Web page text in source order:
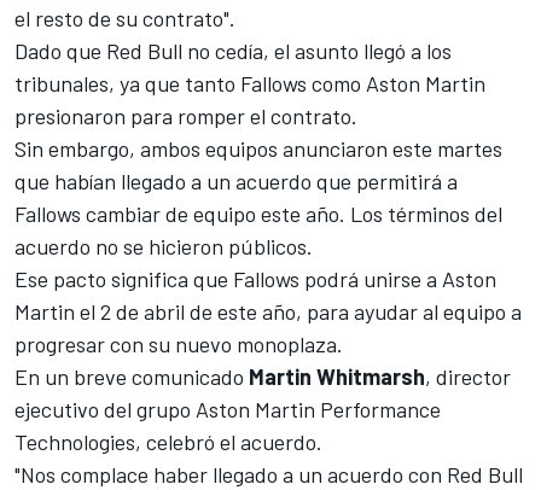
el resto de su contrato".
Dado que Red Bull no cedía, el asunto llegó a los
tribunales, ya que tanto Fallows como Aston Martin
presionaron para romper el contrato.
Sin embargo, ambos equipos anunciaron este martes
que habían llegado a un acuerdo que permitirá a
Fallows cambiar de equipo este año. Los términos del
acuerdo no se hicieron públicos.
Ese pacto significa que Fallows podrá unirse a Aston
Martin el 2 de abril de este año, para ayudar al equipo a
progresar con su nuevo monoplaza.
En un breve comunicado Martin Whitmarsh, director
ejecutivo del grupo Aston Martin Performance
Technologies, celebró el acuerdo.
"Nos complace haber llegado a un acuerdo con Red Bull